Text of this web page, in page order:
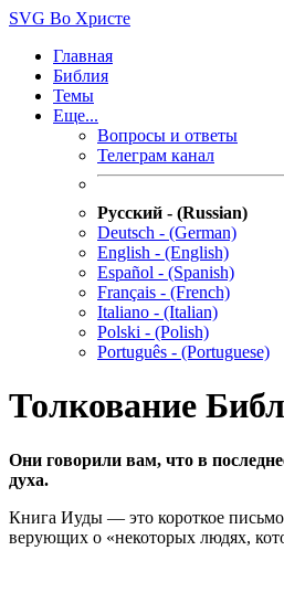
SVG Во Христе
Главная
Библия
Темы
Еще...
Вопросы и ответы
Телеграм канал
Русский - (Russian)
Deutsch - (German)
English - (English)
Español - (Spanish)
Français - (French)
Italiano - (Italian)
Polski - (Polish)
Português - (Portuguese)
Толкование
Они говорили вам, что в
духа.
Книга Иуды — это короткое
верующих о «некоторых людях,